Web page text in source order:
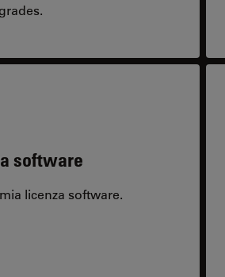
software
licenza software.